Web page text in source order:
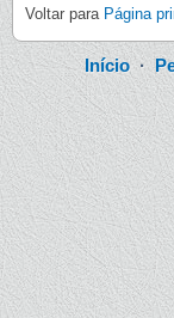
Voltar para Página
Início·